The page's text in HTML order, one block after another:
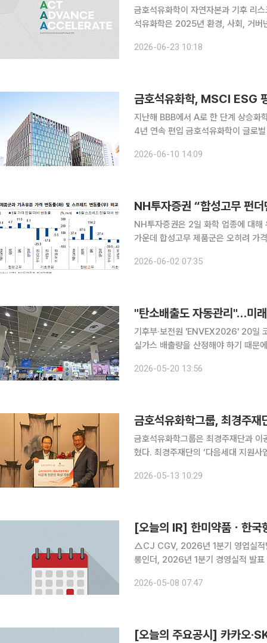
금호석유화학이 자연자본과 기후 리스
석유화학은 2025년 환경, 사회, 거버
사의 ESG(환경·사회·지배구조) 비전
2026-06-23 10:18
금호석유화학, MSCI ESG
지난해 BBB에서 A로 한 단계 상승화
4년 연속 편입 금호석유화학이 글로벌 ESG 평가에서 등급을 한 단계 끌어올렸다. 금호석유화학은
다고 10일 밝혔다. DJSI에서 명칭이
2026-06-10 14:09
NH투자증권 “합성고무 펀
NH투자증권은 2일 화학 업종에 대해
가운데 합성고무 제품군은 오히려 가
털 차별화에 주목’ 보고서에 따르면 5
2026-06-02 07:35
"탄소배출도 자동관리"…미
기후부·보전원 'ENVEX2026' 20일 코엑스서 개막 "이제는 기업들이
실가스 배출량을 산정해야 하기 때문
환경산업기술&그린에너지전
2026-05-20 13:56
금호석유화학그룹, 최경주
금호석유화학그룹은 최경주재단과
혔다. 최경주재단의 ‘다음세대 지원사업’ 중 ‘장학꿈나무’ 활동의 일환으로, 장학금은 △화학공학 △
게 전달된다. 금호석유화학
2026-05-13 10:29
[오늘의 IR] 한미약품ㆍ한국
△CJ CGV, 2026년 1분기 영업실
롱인더, 2026년 1분기 경영실적 발
해도 제고 △지역난방공사, 2026년 1
2026-05-08 07:47
[오늘의 주요공시] 카카오